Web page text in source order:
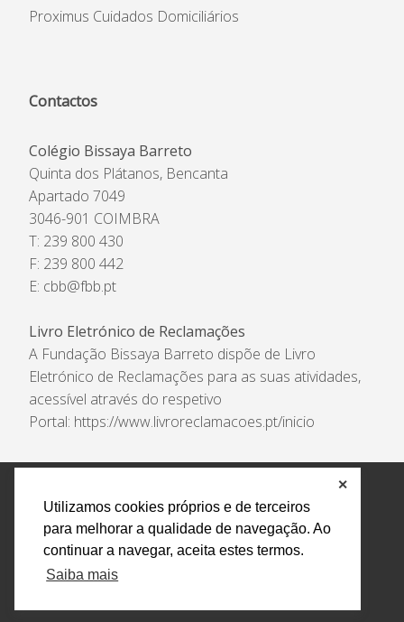
Utilizamos cookies próprios e de terceiros
para melhorar a qualidade de navegação. Ao
continuar a navegar, aceita estes termos.
Saiba mais
✕
Proximus Cuidados Domiciliários
Contactos
Colégio Bissaya Barreto
Quinta dos Plátanos, Bencanta
Apartado 7049
3046-901 COIMBRA
T: 239 800 430
F: 239 800 442
E: cbb@fbb.pt
Livro Eletrónico de Reclamações
A Fundação Bissaya Barreto dispõe de Livro
Eletrónico de Reclamações para as suas atividades,
acessível através do respetivo
Portal: https://www.livroreclamacoes.pt/inicio
Política de Privacidade e Tratamento de Dados
Encarregado de Proteção de Dados
Livro Eletrónico
de Reclamações
Canal de Denúncias
Todos os direitos reservados Design by AM. Developed by